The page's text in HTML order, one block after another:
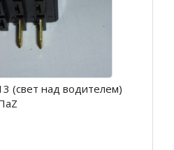
(свет над водителем)